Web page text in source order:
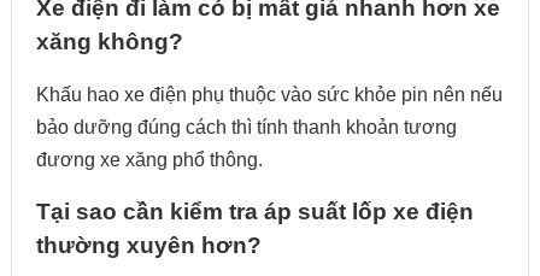
Xe điện đi làm có bị mất giá nhanh hơn xe
xăng không?
Khấu hao xe điện phụ thuộc vào sức khỏe pin nên nếu
bảo dưỡng đúng cách thì tính thanh khoản tương
đương xe xăng phổ thông.
Tại sao cần kiểm tra áp suất lốp xe điện
thường xuyên hơn?